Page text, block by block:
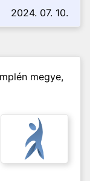
2024. 07. 10.
megye,